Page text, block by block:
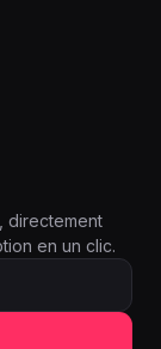
directement
en un clic.